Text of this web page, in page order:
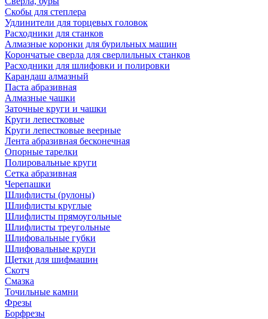
Скобы для степлера
Удлинители для торцевых головок
Расходники для станков
Алмазные коронки для бурильных машин
Корончатые сверла для сверлильных станков
Расходники для шлифовки и полировки
Карандаш алмазный
Паста абразивная
Алмазные чашки
Заточные круги и чашки
Круги лепестковые
Круги лепестковые веерные
Лента абразивная бесконечная
Опорные тарелки
Полировальные круги
Сетка абразивная
Черепашки
Шлифлисты (рулоны)
Шлифлисты круглые
Шлифлисты прямоугольные
Шлифлисты треугольные
Шлифовальные губки
Шлифовальные круги
Щетки для шифмашин
Скотч
Смазка
Точильные камни
Фрезы
Борфрезы